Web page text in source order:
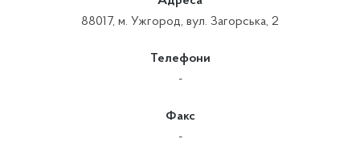
88017, м. Ужгород, вул. Загорська, 2
Телефони
-
Факс
-